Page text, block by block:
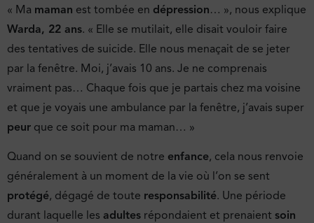
« Ma maman est tombée en dépression… », nous explique
Warda, 22 ans. « Elle se mutilait, elle disait vouloir faire
des tentatives de suicide. Elle nous menaçait de se jeter
par la fenêtre. Moi, j’avais 10 ans. Je ne comprenais
vraiment pas… Chaque fois que je partais chez ma voisine
et que je voyais une ambulance par la fenêtre, j’avais super
peur que ce soit pour ma maman… »
Quand on se souvient de notre enfance, cela nous renvoie
généralement à un moment de la vie où l’on se sent
protégé, dégagé de toute responsabilité. Une période
durant laquelle les adultes répondaient et prenaient soin